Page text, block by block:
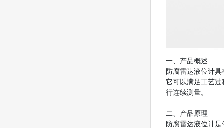
一、产品概述
防腐雷达液位计
它可以满足工艺
行连续测量。
二、产品原理
防腐雷达液位计